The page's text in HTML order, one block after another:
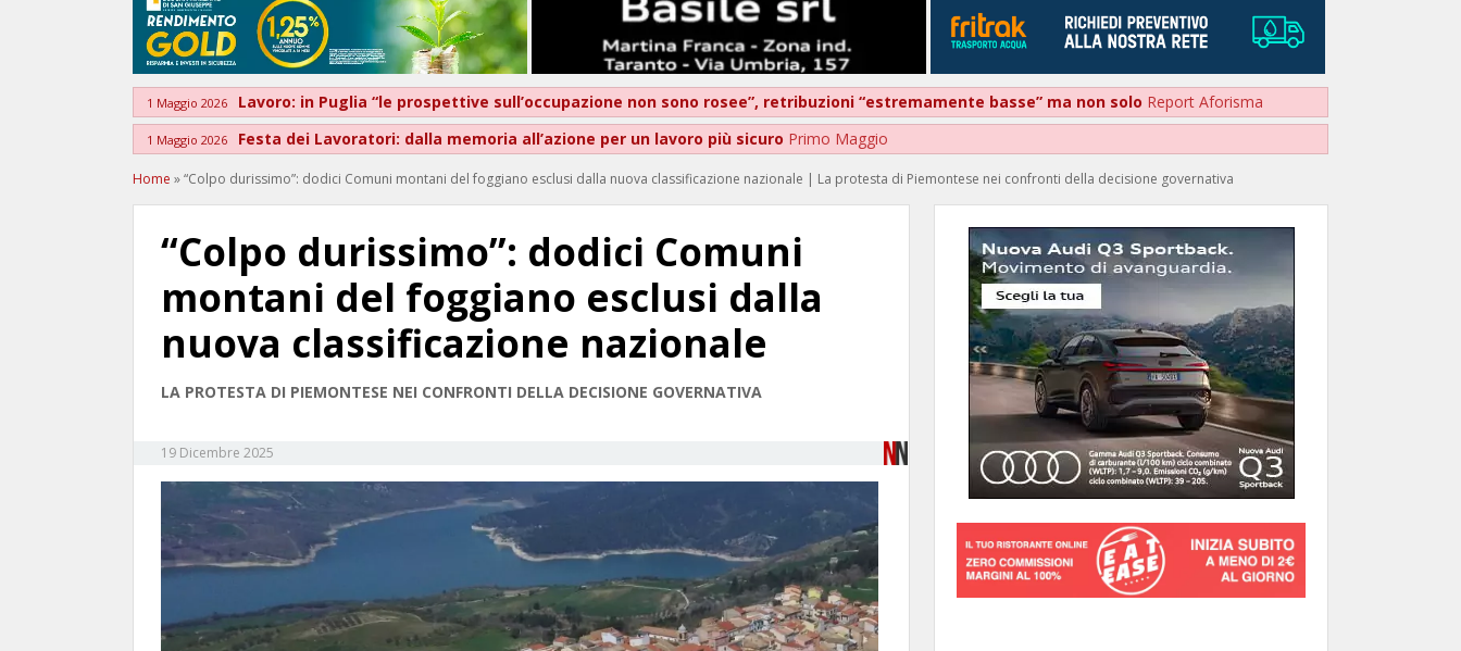
1 Maggio 2026 Lavoro: in Puglia “le prospettive sull’occupazione non sono rosee”, retribuzioni “estremamente basse” ma non solo Report Aforisma
1 Maggio 2026 Festa dei Lavoratori: dalla memoria all’azione per un lavoro più sicuro Primo Maggio
Home »“Colpo durissimo”: dodici Comuni montani del foggiano esclusi dalla nuova classificazione nazionale | La protesta di Piemontese nei confronti della decisione governativa
“Colpo durissimo”: dodici Comuni
montani del foggiano esclusi dalla
nuova classificazione nazionale
LA PROTESTA DI PIEMONTESE NEI CONFRONTI DELLA DECISIONE GOVERNATIVA
19 Dicembre 2025